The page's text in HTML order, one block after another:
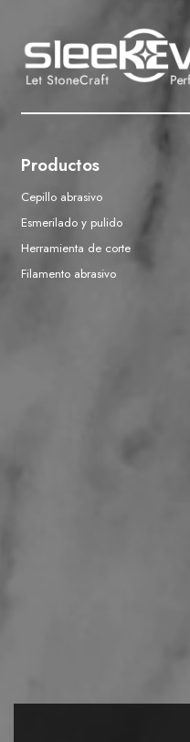
Productos
Cepillo abrasivo
Esmerilado y pulido
Herramienta de corte
Filamento abrasivo